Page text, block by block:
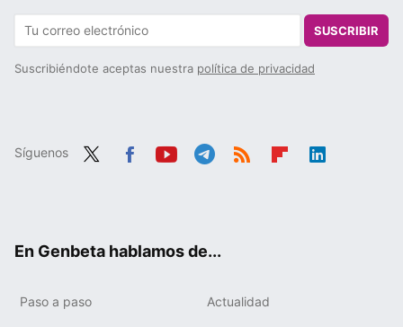
SUSCRIBIR
Suscribiéndote aceptas nuestra política de privacidad
Síguenos
En Genbeta hablamos de...
Paso a paso Actualidad